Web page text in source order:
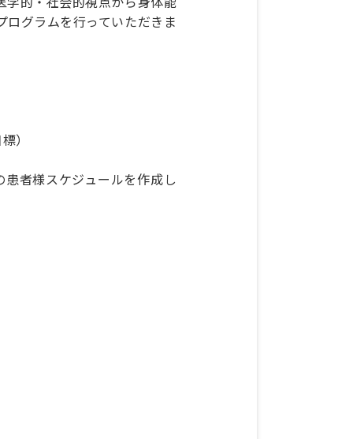
グラムを行っていただきま
）
者様スケジュールを作成し